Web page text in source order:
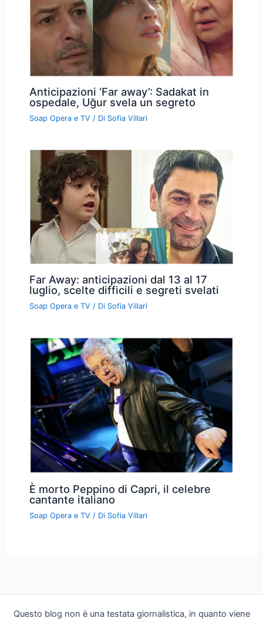
Anticipazioni ‘Far away’: Sadakat in
ospedale, Uğur svela un segreto
Soap Opera e TV / Di Sofia Villari
Far Away: anticipazioni dal 13 al 17
luglio, scelte difficili e segreti svelati
Soap Opera e TV / Di Sofia Villari
È morto Peppino di Capri, il celebre
cantante italiano
Soap Opera e TV / Di Sofia Villari
Questo blog non è una testata giornalistica, in quanto viene